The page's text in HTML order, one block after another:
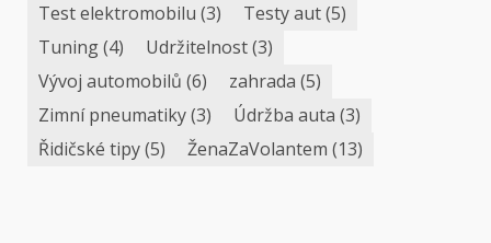
Test elektromobilu (3) Testy aut(5)
Tuning(4) Udržitelnost(3)
Vývoj automobilů (6) zahrada (5)
Zimní pneumatiky(3) Údržba auta (3)
Řidičské tipy(5) ŽenaZaVolantem (13)